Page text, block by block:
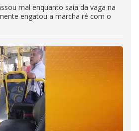
mal enquanto saía da vaga na
engatou a marcha ré com o